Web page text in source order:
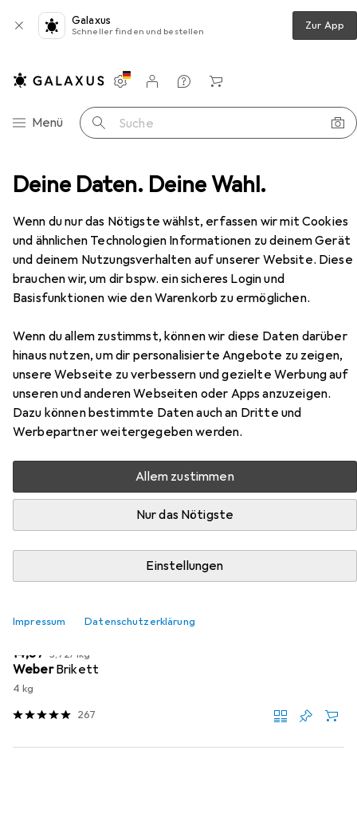
Deine Daten. Deine Wahl.
Wenn du nur das Nötigste wählst, erfassen wir mit Cookies
und ähnlichen Technologien Informationen zu deinem Gerät
und deinem Nutzungsverhalten auf unserer Website. Diese
brauchen wir, um dir bspw. ein sicheres Login und
Basisfunktionen wie den Warenkorb zu ermöglichen.
Wenn du allem zustimmst, können wir diese Daten darüber
hinaus nutzen, um dir personalisierte Angebote zu zeigen,
unsere Webseite zu verbessern und gezielte Werbung auf
unseren und anderen Webseiten oder Apps anzuzeigen.
Dazu können bestimmte Daten auch an Dritte und
Werbepartner weitergegeben werden.
Allem zustimmen
Nur das Nötigste
Einstellungen
Impressum Datenschutzerklärung
Galaxus
Schneller finden und bestellen Zur App
Navigation nach Kategorien
Menü Suche
Einstellungen
Kundenkonto
Vergleichslisten
Merklisten
Warenkorb
Grill Holzkohlegrill LotusGrill XL mit USB
EUR
295,–
LotusGrill XL mit USB
40.50 cm
Zubehör für LotusGrill XL mit
USB
Hier findest du passendes Zubehör zum Produkt
LotusGrill XL mit USB aus den Kategorien Holzkohle,
Grillreinigungsutensil und Feuerzeug + Streichholz.
Relevanz
EUR
14,87 3,72/ 1kg
Weber Brikett
4 kg
267